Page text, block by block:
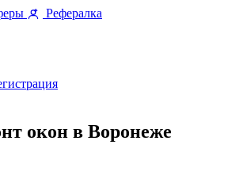
Рефералка
окон в Воронеже